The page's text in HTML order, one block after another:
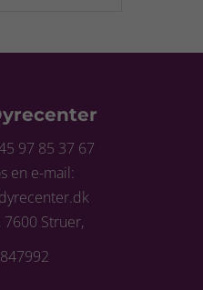
97 85 37 67
en e-mail:
7600 Struer,